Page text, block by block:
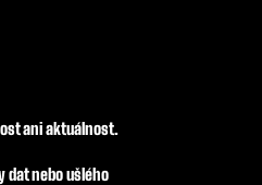
ani aktuálnost.
dat nebo ušlého